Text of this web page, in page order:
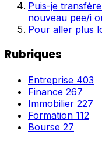
Puis-je
nouveau pee/i
Pour aller plus
Rubriques
Entreprise 403
Finance 267
Immobilier 227
Formation 112
Bourse 27